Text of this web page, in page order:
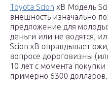
Toyota Scion xB Модель
внешность изначально
предложение для
деньги или не водятся,
Scion xB оправдывает
вопросе дороговизны
10 лет с момента
примерно 6300 долларов.